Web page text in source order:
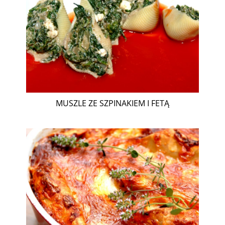
MUSZLE ZE SZPINAKIEM I FETĄ